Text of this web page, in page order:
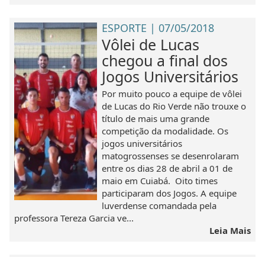
ESPORTE | 07/05/2018
Vôlei de Lucas
chegou a final dos
Jogos Universitários
Por muito pouco a equipe de vôlei
de Lucas do Rio Verde não trouxe o
título de mais uma grande
competição da modalidade. Os
jogos universitários
matogrossenses se desenrolaram
entre os dias 28 de abril a 01 de
maio em Cuiabá. Oito times
participaram dos Jogos. A equipe
luverdense comandada pela
professora Tereza Garcia ve...
Leia Mais